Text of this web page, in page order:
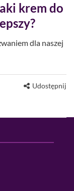
krem do
dla naszej
Udostępnij